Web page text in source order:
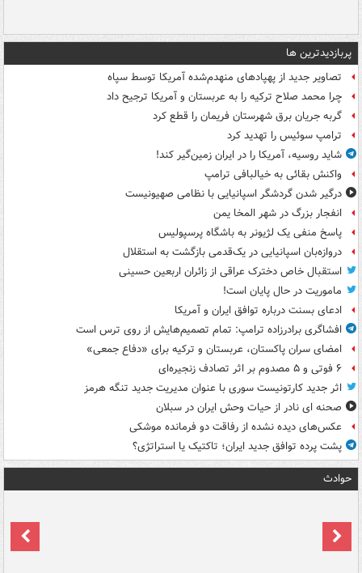
پربازدیدترین ها
تصاویر جدید از پهپادهای منهدم‌شده آمریکا توسط سپاه
چرا محمد صلاح ترکیه را به عربستان و آمریکا ترجیح داد
گربه جریان برق شهرستان فریمان را قطع کرد
ترامپ سوئیس را تهدید کرد
شاید روسیه، آمریکا را در ایران زمین‌گیر کند!
واکنش بقائی به خیالبافی ترامپ
درگیر شدن گردشگر اسپانیایی با نظامی صهیونیست
انفجار بزرگ در شهر المخا یمن
پاسخ منفی یک لژیونر به باشگاه پرسپولیس
دروازه‌بان اسپانیایی در یک‌قدمی بازگشت به استقلال
استقبال خاص دخترک عراقی از زائران اربعین حسینی
ماموریت در حال پایان است!
ادعای بسنت درباره توافق ایران و آمریکا
افشاگری برادرزاده ترامپ: تمام تصمیم‌هایش از روی ترس است
امضای سران پاکستان، عربستان و ترکیه برای «دفاع جمعی»
۶ فوتی و ۵ مصدوم بر اثر تصادف زنجیره‌ای
اثر جدید کارتونیست سوری با عنوان مدیریت جدید تنگه هرمز
صحنه ای نادر از حیات وحش ایران در سبلان
عکس‌های دیده نشده از رفاقت دو فرمانده‌ موشکی
پشت پرده توافق جدید ایران؛ تاکتیک یا استراتژی؟
حوادث